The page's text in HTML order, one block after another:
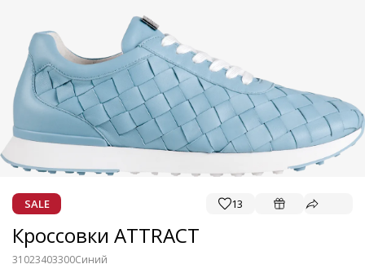
SALE 13
Кроссовки ATTRACT
31023403300Синий